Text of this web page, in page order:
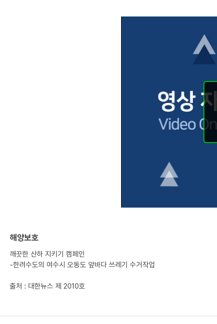
해양보호
깨끗한 산하 지키기 캠페인
-한려수도의 여수시 오동도 앞바다 쓰레기 수거작업
출처 : 대한뉴스 제 2010호